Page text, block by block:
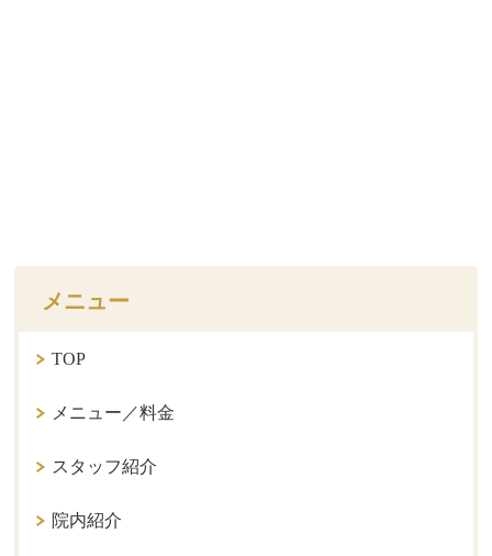
メニュー
TOP
メニュー／料金
スタッフ紹介
院内紹介